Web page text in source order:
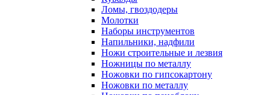
Ломы, гвоздодеры
Молотки
Наборы инструментов
Напильники, надфили
Ножи строительные и лезвия
Ножницы по металлу
Ножовки по гипсокартону
Ножовки по металлу